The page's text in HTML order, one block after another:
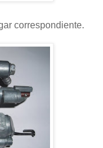
correspondiente.